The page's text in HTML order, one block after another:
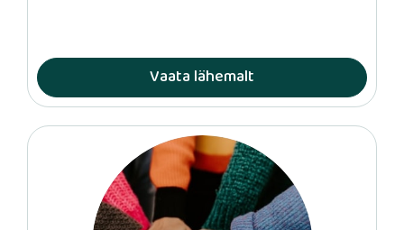
Vaata lähemalt